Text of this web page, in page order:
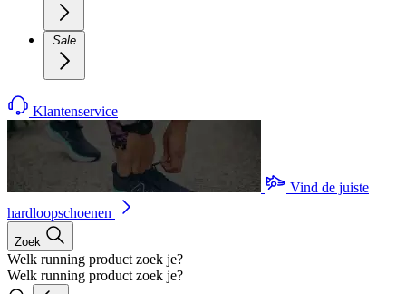
Sale
Klantenservice
Vind de juiste
hardloopschoenen
Zoek
Welk running product zoek je?
Welk running product zoek je?